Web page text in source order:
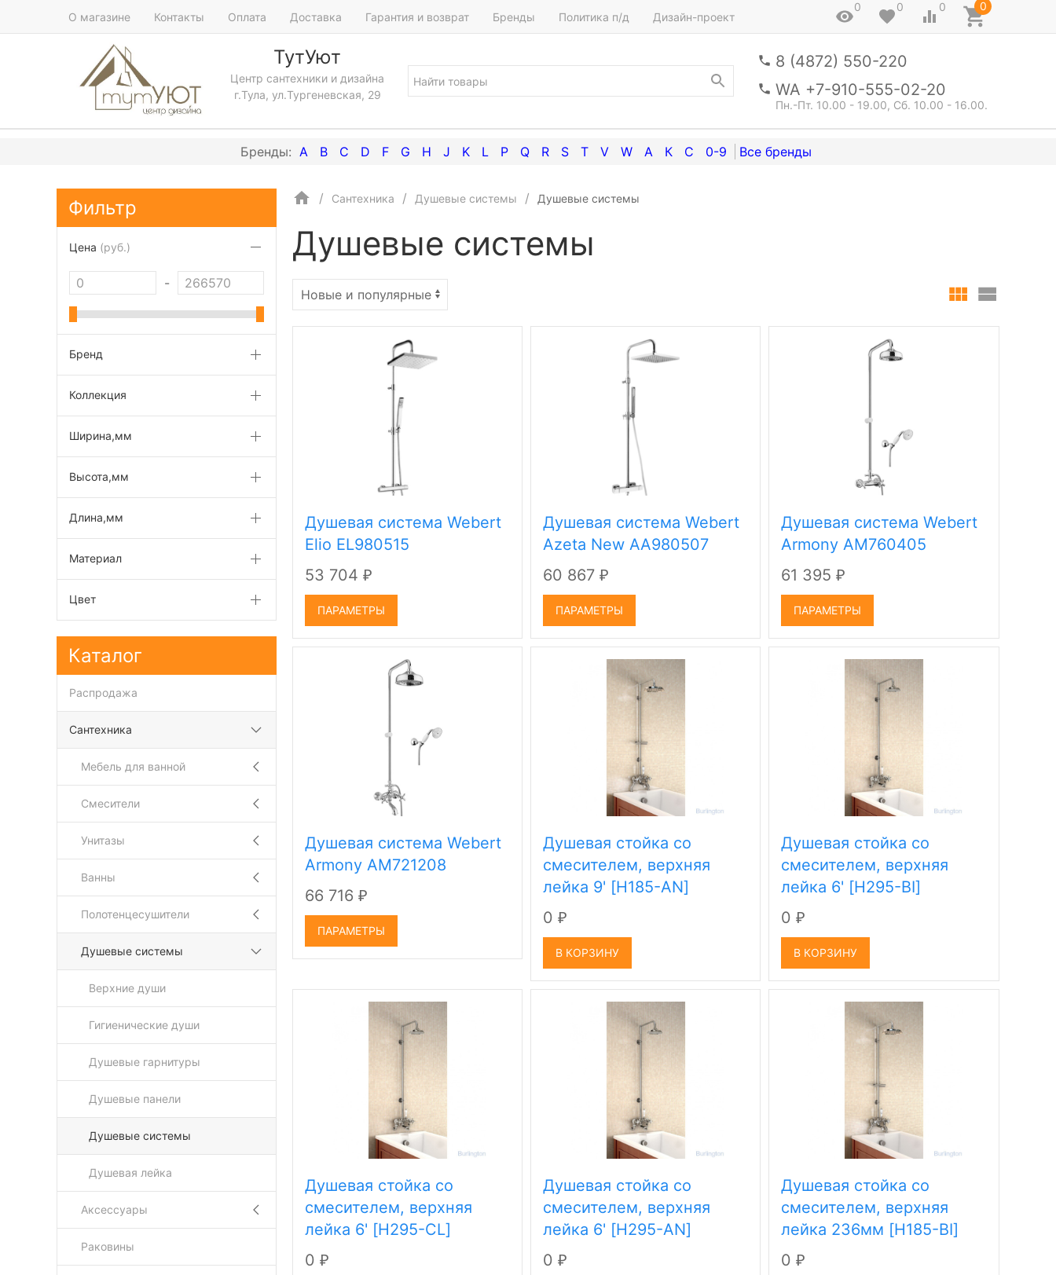
О магазине Контакты Оплата Доставка Гарантия и возврат Бренды Политика п/д Дизайн-проект
0 0 0 0
ТутУют
Центр сантехники и дизайна
г.Тула, ул.Тургеневская, 29
8 (4872) 550-220
WA +7-910-555-02-20
Пн.-Пт. 10.00 - 19.00, Сб. 10.00 - 16.00.
A B C D F G H J K L P Q R S T V W А К С 0-9
Сантехника Душевые системы Душевые системы
Душевые системы
Душевая система Webert
Elio EL980515
53 704 ₽
ПАРАМЕТРЫ
Душевая система Webert
Azeta New AA980507
60 867₽
ПАРАМЕТРЫ
Душевая система Webert
Armony AM760405
61 395₽
ПАРАМЕТРЫ
Душевая система Webert
Armony AM721208
66 716 ₽
ПАРАМЕТРЫ
Душевая стойка со
смесителем, верхняя
лейка 9' [H185-AN]
0₽
В КОРЗИНУ
Душевая стойка со
смесителем, верхняя
лейка 6' [H295-BI]
0₽
В КОРЗИНУ
Душевая стойка со
смесителем, верхняя
лейка 6' [H295-CL]
0 ₽
Душевая стойка со
смесителем, верхняя
лейка 6' [H295-AN]
0₽
Душевая стойка со
смесителем, верхняя
лейка 236мм [H185-BI]
0₽
Фильтр
Цена (руб.)
-
Бренд
Коллекция
Ширина,мм
Высота,мм
Длина,мм
Материал
Цвет
Каталог
Распродажа
Сантехника
Мебель для ванной
Смесители
Унитазы
Ванны
Полотенцесушители
Душевые системы
Верхние души
Гигиенические души
Душевые гарнитуры
Душевые панели
Душевые системы
Душевая лейка
Аксессуары
Раковины